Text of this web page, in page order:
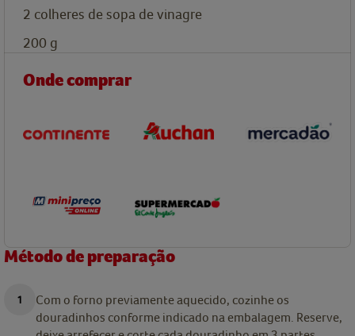
2 colheres de sopa de vinagre
200 g
Onde comprar
Método de preparação
Com o forno previamente aquecido, cozinhe os
douradinhos conforme indicado na embalagem. Reserve,